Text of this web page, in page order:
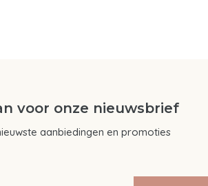
voor onze nieuwsbrief
aanbiedingen en promoties